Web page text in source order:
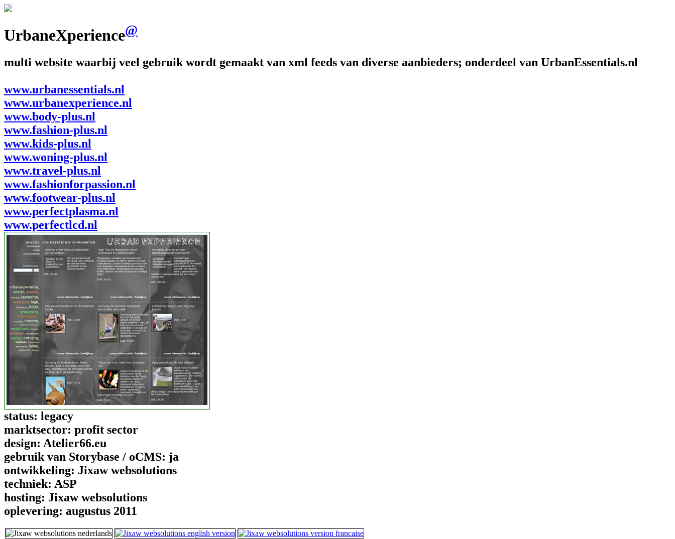
UrbaneXperience@
multi website waarbij veel gebruik wordt gemaakt van xml feeds van diverse aanbieders; onderdeel van UrbanEssentials.nl
www.urbanessentials.nl
www.urbanexperience.nl
www.body-plus.nl
www.fashion-plus.nl
www.kids-plus.nl
www.woning-plus.nl
www.travel-plus.nl
www.fashionforpassion.nl
www.footwear-plus.nl
www.perfectplasma.nl
www.perfectlcd.nl
status: legacy
marktsector: profit sector
design: Atelier66.eu
gebruik van Storybase / oCMS: ja
ontwikkeling: Jixaw websolutions
techniek: ASP
hosting: Jixaw websolutions
oplevering: augustus 2011